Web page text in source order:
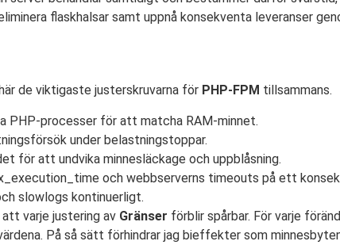
flaskhalsar samt uppnå konsekventa leveranser
de viktigaste justerskruvarna för PHP-FPM tillsammans.
PHP-processer för att matcha RAM-minnet.
under belastningstoppar.
för att undvika minnesläckage och uppblåsning.
och webbserverns timeouts på ett
slowlogs kontinuerligt.
varje justering av Gränser förblir spårbar. För varje
På så sätt förhindrar jag bieffekter som